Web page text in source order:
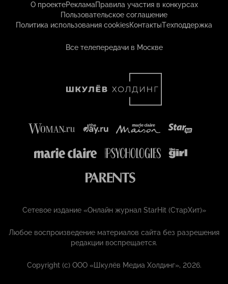
О проектеРекламаПравила участия в конкурсах
Пользовательское соглашение
Политика использования cookiesКонтактыТехподдержка
Все телепередачи в Москве
Сетевое издание «Онлайн журнал StarHit (СтарХит)»
Любое воспроизведение материалов сайта без разрешения
редакции воспрещается.
Copyright (с) ООО «Шкулёв Медиа Холдинг», 2026.